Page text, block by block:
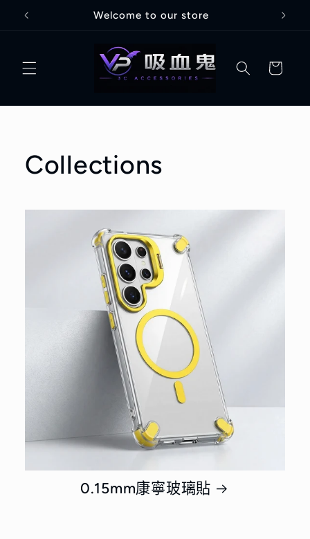
跳至內
容
Welcome to our store
物
Collections
0.15mm康寧玻璃貼